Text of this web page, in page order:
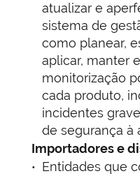
atualizar e
sistema de
como planear,
aplicar, manter
monitorização
cada produto,
incidentes
de segurança à
Importadores e
Entidades que